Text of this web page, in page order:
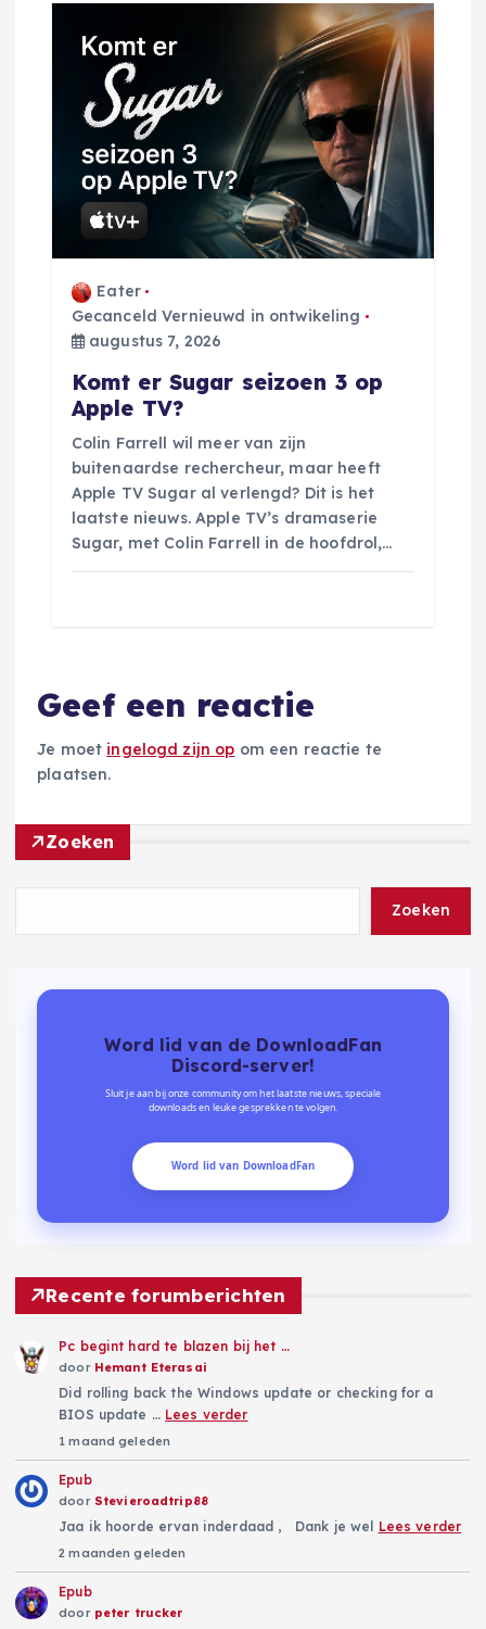
Eater
Gecanceld Vernieuwd in ontwikeling
augustus 7, 2026
Komt er Sugar seizoen 3 op
Apple TV?
Colin Farrell wil meer van zijn
buitenaardse rechercheur, maar heeft
Apple TV Sugar al verlengd? Dit is het
laatste nieuws. Apple TV’s dramaserie
Sugar, met Colin Farrell in de hoofdrol,…
Geef een reactie
Je moet ingelogd zijn op om een reactie te
plaatsen.
Zoeken
Zoeken
Word lid van de DownloadFan
Discord-server!
Sluit je aan bij onze community om het laatste nieuws, speciale
downloads en leuke gesprekken te volgen.
Word lid van DownloadFan
Recente forumberichten
Pc begint hard te blazen bij het …
door Hemant Eterasai
Did rolling back the Windows update or checking for a
BIOS update … Lees verder
1 maand geleden
Epub
door Stevieroadtrip88
Jaa ik hoorde ervan inderdaad , Dank je wel Lees verder
2 maanden geleden
Epub
door peter trucker